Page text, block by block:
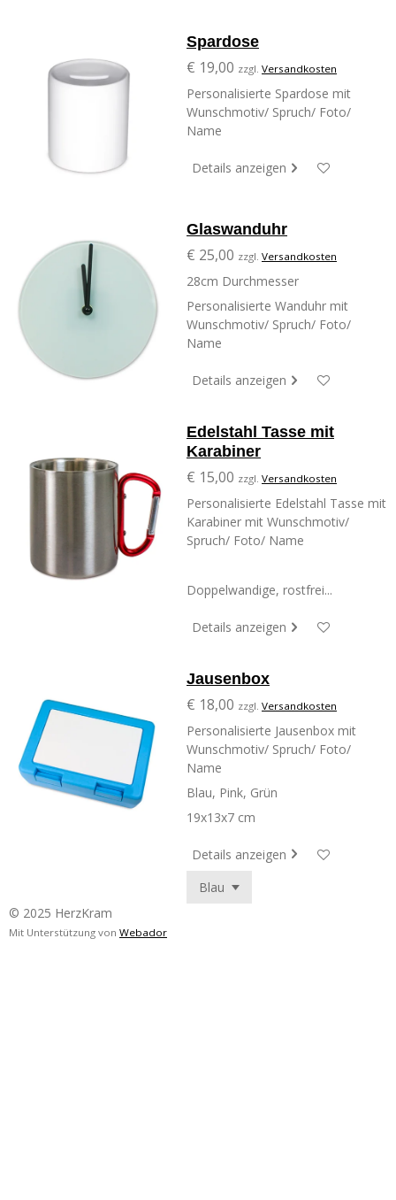
Spardose
€ 19,00 zzgl. Versandkosten
Personalisierte Spardose mit
Wunschmotiv/ Spruch/ Foto/
Name
Details anzeigen
Glaswanduhr
€ 25,00 zzgl. Versandkosten
28cm Durchmesser
Personalisierte Wanduhr mit
Wunschmotiv/ Spruch/ Foto/
Name
Details anzeigen
Edelstahl Tasse mit
Karabiner
€ 15,00 zzgl. Versandkosten
Personalisierte Edelstahl Tasse mit
Karabiner mit Wunschmotiv/
Spruch/ Foto/ Name
Doppelwandige, rostfrei...
Details anzeigen
Jausenbox
€ 18,00 zzgl. Versandkosten
Personalisierte Jausenbox mit
Wunschmotiv/ Spruch/ Foto/
Name
Blau, Pink, Grün
19x13x7 cm
Details anzeigen
© 2025 HerzKram
Mit Unterstützung von Webador